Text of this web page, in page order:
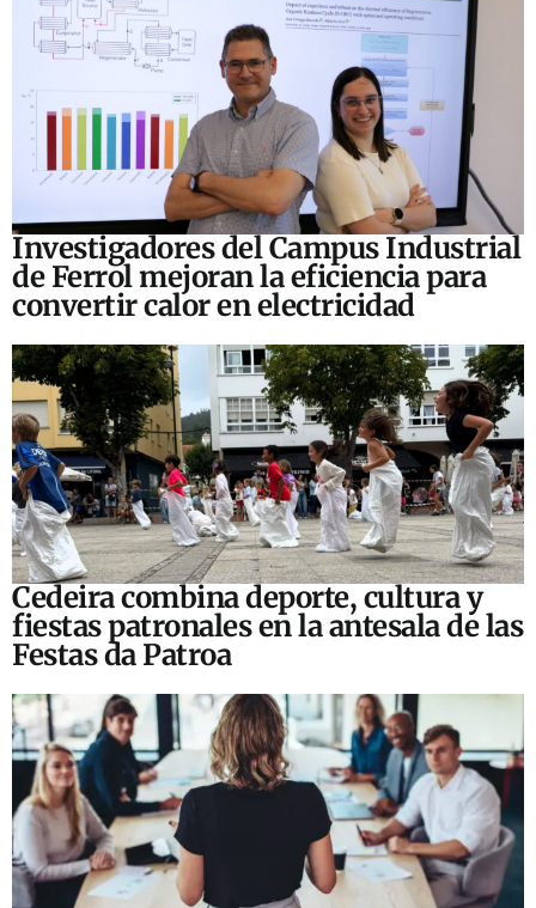
Investigadores del Campus Industrial
de Ferrol mejoran la eficiencia para
convertir calor en electricidad
Cedeira combina deporte, cultura y
fiestas patronales en la antesala de las
Festas da Patroa